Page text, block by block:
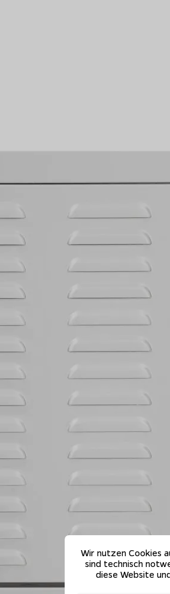
Wir nutzen Cookies
sind technisch
diese Website